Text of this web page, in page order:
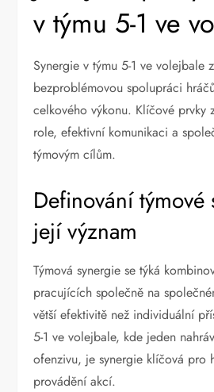
v týmu 5-1 ve
Synergie v týmu 5-1 ve volejbale
bezproblémovou spolupráci
celkového výkonu. Klíčové prvky
role, efektivní komunikaci a
týmovým cílům.
Definování týmové
její význam
Týmová synergie se týká
pracujících společně na
větší efektivitě než individuální
5-1 ve volejbale, kde jeden
ofenzivu, je synergie klíčová pro
provádění akcí.